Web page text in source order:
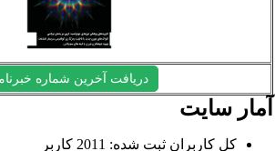
دریافت آخرین شماره خبرنامه
سایت
کل کاربران ثبت شده: 2011 کاربر